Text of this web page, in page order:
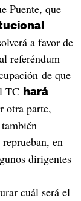
Puente, que
a favor de
referéndum
de que
TC hará
otra parte,
en
dirigentes
cuál será el